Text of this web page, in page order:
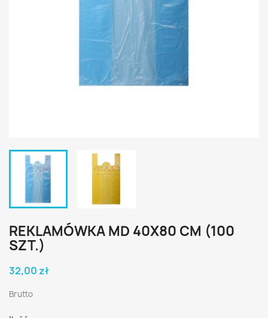
REKLAMÓWKA MD 40X80 CM (100
SZT.)
32,00 zł
Brutto